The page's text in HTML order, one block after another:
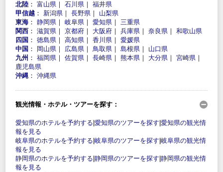
北陸 ： 富山県 ｜ 石川県 ｜ 福井県
甲信越 ： 新潟県 ｜ 長野県 ｜ 山梨県
東海 ： 静岡県 ｜ 岐阜県 ｜ 愛知県 ｜ 三重県
関西 ： 滋賀県 ｜ 京都府 ｜ 大阪府 ｜ 兵庫県 ｜ 奈良県 ｜ 和歌山県
四国 ： 徳島県 ｜ 高知県 ｜ 香川県 ｜ 愛媛県
中国 ： 岡山県 ｜ 広島県 ｜ 鳥取県 ｜ 島根県 ｜ 山口県
九州 ： 福岡県 ｜ 佐賀県 ｜ 長崎県 ｜ 熊本県 ｜ 大分県 ｜ 宮崎県 ｜
鹿児島県
沖縄 ： 沖縄県
観光情報・ホテル・ツアーを探す：
愛知県のホテルを予約する 愛知県のツアーを探す 愛知県の観光情
報を見る
岐阜県のホテルを予約する 岐阜県のツアーを探す 岐阜県の観光情
報を見る
静岡県のホテルを予約する 静岡県のツアーを探す 静岡県の観光情
報を見る